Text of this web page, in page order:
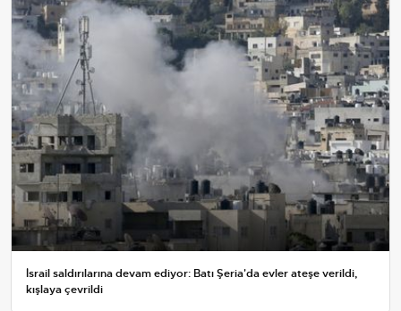
İsrail saldırılarına devam ediyor: Batı Şeria'da evler ateşe verildi,
kışlaya çevrildi